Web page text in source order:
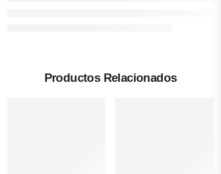
Productos Relacionados